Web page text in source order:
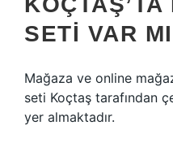
SETI VAR
Mağaza ve online
seti Koçtaş tarafından
yer almaktadır.